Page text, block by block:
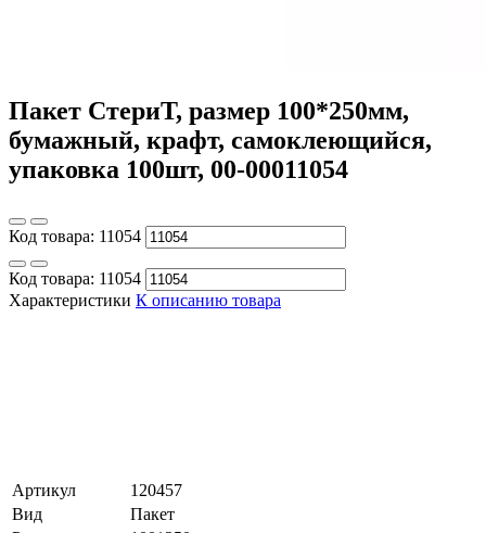
Пакет СтериТ, размер 100*250мм,
бумажный, крафт, самоклеющийся,
упаковка 100шт, 00-00011054
Код товара: 11054
Код товара: 11054
Характеристики К описанию товара
Артикул
120457
Вид
Пакет